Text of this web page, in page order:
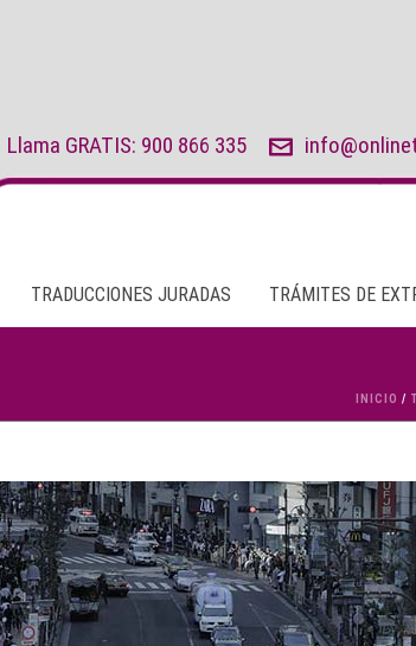
Llama GRATIS: 900 866 335
TRADUCCIONES JURADAS TRÁMITES DE
INICIO /